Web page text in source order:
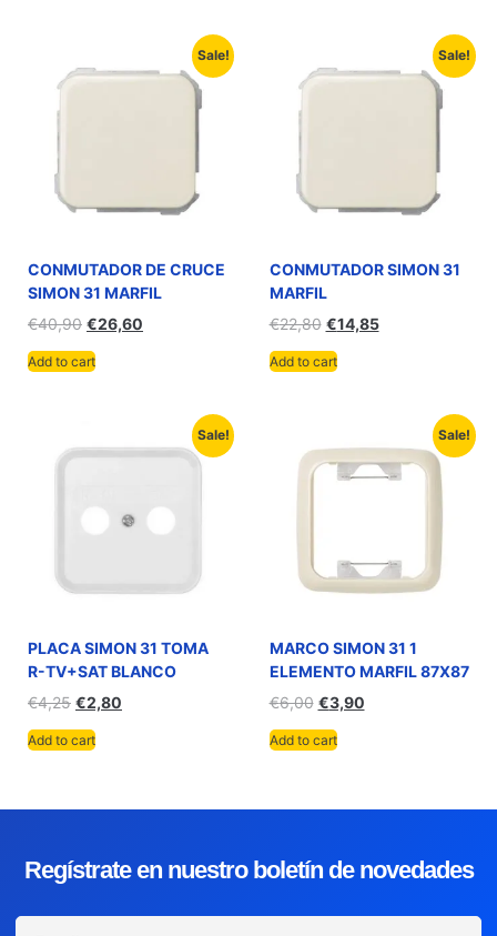
Sale!
CONMUTADOR DE CRUCE
SIMON 31 MARFIL
€40,90 €26,60
Add to cart
Sale!
CONMUTADOR SIMON 31
MARFIL
€22,80 €14,85
Add to cart
Sale!
PLACA SIMON 31 TOMA
R-TV+SAT BLANCO
€4,25 €2,80
Add to cart
Sale!
MARCO SIMON 31 1
ELEMENTO MARFIL 87X87
€6,00 €3,90
Add to cart
Regístrate en nuestro boletín de novedades